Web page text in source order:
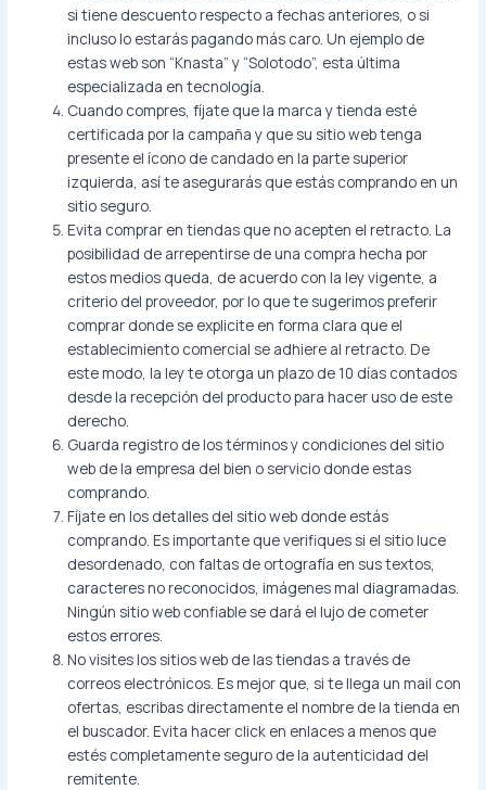
si tiene descuento respecto a fechas anteriores, o si
incluso lo estarás pagando más caro. Un ejemplo de
estas web son “Knasta” y “Solotodo”, esta última
especializada en tecnología.
Cuando compres, fíjate que la marca y tienda esté
certificada por la campaña y que su sitio web tenga
presente el ícono de candado en la parte superior
izquierda, así te asegurarás que estás comprando en un
sitio seguro.
Evita comprar en tiendas que no acepten el retracto. La
posibilidad de arrepentirse de una compra hecha por
estos medios queda, de acuerdo con la ley vigente, a
criterio del proveedor, por lo que te sugerimos preferir
comprar donde se explicite en forma clara que el
establecimiento comercial se adhiere al retracto. De
este modo, la ley te otorga un plazo de 10 días contados
desde la recepción del producto para hacer uso de este
derecho.
Guarda registro de los términos y condiciones del sitio
web de la empresa del bien o servicio donde estas
comprando.
Fíjate en los detalles del sitio web donde estás
comprando. Es importante que verifiques si el sitio luce
desordenado, con faltas de ortografía en sus textos,
caracteres no reconocidos, imágenes mal diagramadas.
Ningún sitio web confiable se dará el lujo de cometer
estos errores.
No visites los sitios web de las tiendas a través de
correos electrónicos. Es mejor que, si te llega un mail con
ofertas, escribas directamente el nombre de la tienda en
el buscador. Evita hacer click en enlaces a menos que
estés completamente seguro de la autenticidad del
remitente.